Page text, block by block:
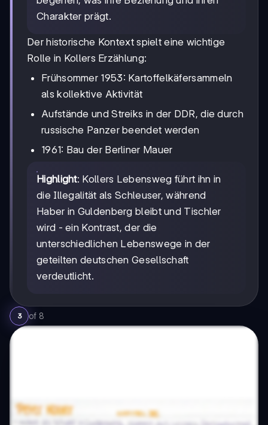
Charakter prägt.
Der historische Kontext spielt eine wichtige
Rolle in Kollers Erzählung:
Frühsommer 1953: Kartoffelkäfersammeln
als kollektive Aktivität
Aufstände und Streiks in der DDR, die durch
russische Panzer beendet werden
1961: Bau der Berliner Mauer
Highlight: Kollers Lebensweg führt ihn in
die Illegalität als Schleuser, während
Haber in Guldenberg bleibt und Tischler
wird - ein Kontrast, der die
unterschiedlichen Lebenswege in der
geteilten deutschen Gesellschaft
verdeutlicht.
3 of 8